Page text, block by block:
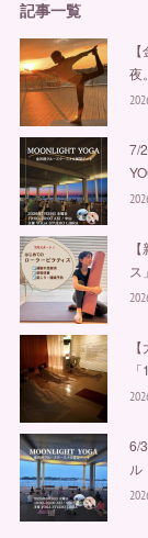
記事一覧
夜
7/
ス
6/